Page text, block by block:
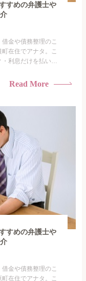
すめの弁護士や
金や債務整理のこ
在住でアナタ。こ
利息だけを払い続
になる。・闇金に
Read More
すめの弁護士や
金や債務整理のこ
在住でアナタ。こ